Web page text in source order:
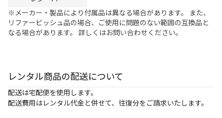
※メーカー・製品により付属品は異なる場合があります。 また、
リファービッシュ品の場合、ご使用に問題のない範囲の互換品と
なる場合があります。 詳しくはお問い合わせください。
レンタル商品の配送について
配送は宅配便を使用します。
配送費用はレンタル代金と併せて、往復分をご請求いたします。